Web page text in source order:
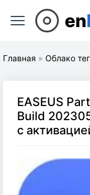
en
Главная » Облако
EASEUS
Build
с